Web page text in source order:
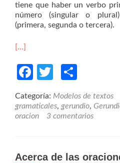
tiene que haber un verbo
número (singular o
(primera, segunda o tercera).
[…]
Facebook
Twitter
Categoría: Modelos de textos
gramaticales, gerundio,
oracion
3 comentarios
Acerca de las